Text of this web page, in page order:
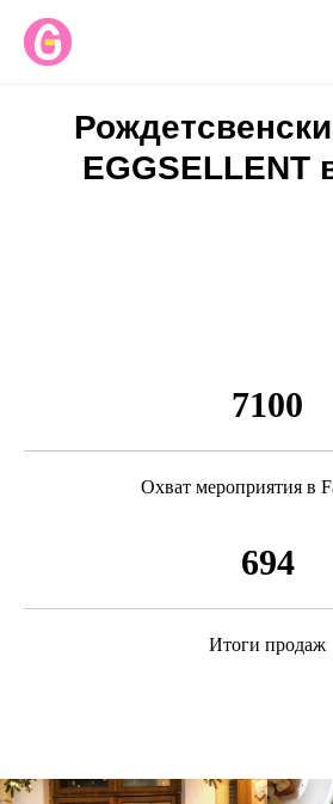
EGGSELLENT
7100
Охват мероприятия в
694
Итоги продаж